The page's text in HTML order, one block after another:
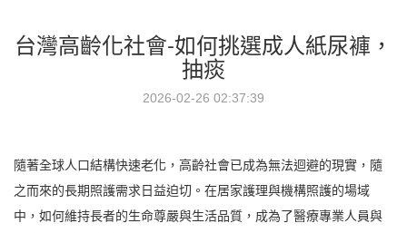
台灣高齡化社會-如何挑選成人紙尿褲，
抽痰
2026-02-26 02:37:39
隨著全球人口結構快速老化，高齡社會已成為無法迴避的現實，隨
之而來的長期照護需求日益迫切。在居家護理與機構照護的場域
中，如何維持長者的生命尊嚴與生活品質，成為了醫療專業人員與